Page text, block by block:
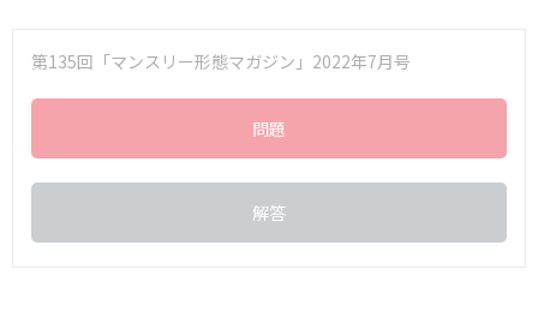
第135回「マンスリー形態マガジン」2022年7月号
問題
解答